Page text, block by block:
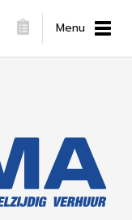
Menu